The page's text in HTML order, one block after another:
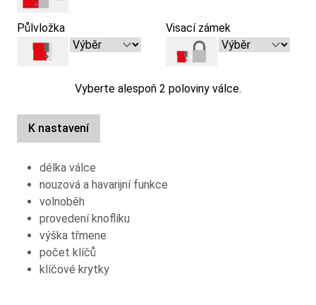
Půlvložka Visací zámek
Vyberte alespoň 2 poloviny válce.
K nastavení
délka válce
nouzová a havarijní funkce
volnoběh
provedení knoflíku
výška třmene
počet klíčů
klíčové krytky